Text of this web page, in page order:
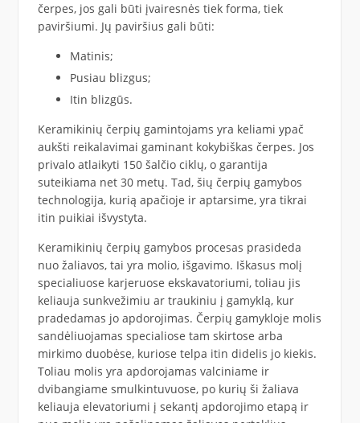
čerpes, jos gali būti įvairesnės tiek forma, tiek
paviršiumi. Jų paviršius gali būti:
Matinis;
Pusiau blizgus;
Itin blizgūs.
Keramikinių čerpių gamintojams yra keliami ypač
aukšti reikalavimai gaminant kokybiškas čerpes. Jos
privalo atlaikyti 150 šalčio ciklų, o garantija
suteikiama net 30 metų. Tad, šių čerpių gamybos
technologija, kurią apačioje ir aptarsime, yra tikrai
itin puikiai išvystyta.
Keramikinių čerpių gamybos procesas prasideda
nuo žaliavos, tai yra molio, išgavimo. Iškasus molį
specialiuose karjeruose ekskavatoriumi, toliau jis
keliauja sunkvežimiu ar traukiniu į gamyklą, kur
pradedamas jo apdorojimas. Čerpių gamykloje molis
sandėliuojamas specialiose tam skirtose arba
mirkimo duobėse, kuriose telpa itin didelis jo kiekis.
Toliau molis yra apdorojamas valciniame ir
dvibangiame smulkintuvuose, po kurių ši žaliava
keliauja elevatoriumi į sekantį apdorojimo etapą ir